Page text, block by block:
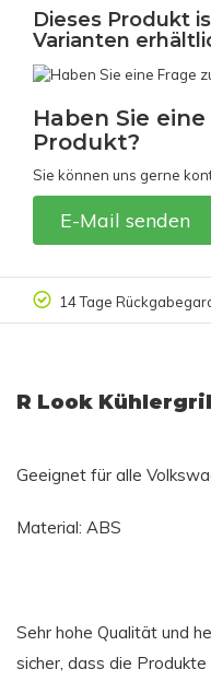
Dieses Produkt
Varianten
Haben Sie
Produkt?
Sie können uns gerne
E-Mail senden
14 Tage
R Look
Geeignet für alle
Material: ABS
Sehr hohe Qualität und
sicher, dass die